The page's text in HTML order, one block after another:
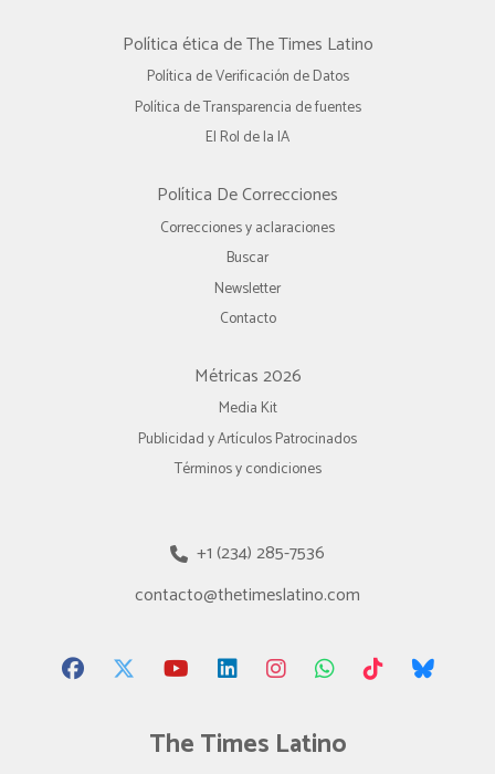
Política ética de The Times Latino
Política de Verificación de Datos
Política de Transparencia de fuentes
El Rol de la IA
Política De Correcciones
Correcciones y aclaraciones
Buscar
Newsletter
Contacto
Métricas 2026
Media Kit
Publicidad y Artículos Patrocinados
Términos y condiciones
The Times Latino
+1 (234) 285-7536
contacto@thetimeslatino.com